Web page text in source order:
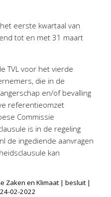
eerste kwartaal van
tot en met 31 maart
TVL voor het vierde
die in de
en/of bevalling
referentieomzet
Commissie
is in de regeling
de ingediende aanvragen
kan
Zaken en Klimaat | besluit |
02-2022